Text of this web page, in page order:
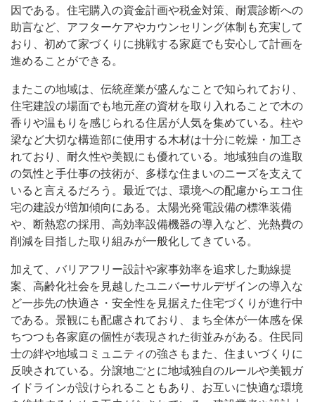
因である。住宅購入の資金計画や税金対策、耐震診断への
助言など、アフターケアやカウンセリング体制も充実して
おり、初めて家づくりに挑戦する家庭でも安心して計画を
進めることができる。
またこの地域は、伝統産業が盛んなことで知られており、
住宅建設の場面でも地元産の資材を取り入れることで木の
香りや温もりを感じられる住居が人気を集めている。柱や
梁など大切な構造部に使用する木材は十分に乾燥・加工さ
れており、耐久性や美観にも優れている。地域独自の進取
の気性と手仕事の技術が、多様な住まいのニーズを支えて
いると言えるだろう。最近では、環境への配慮からエコ住
宅の建設が増加傾向にある。太陽光発電設備の標準装備
や、断熱窓の採用、高効率設備機器の導入など、光熱費の
削減を目指した取り組みが一般化してきている。
加えて、バリアフリー設計や家事効率を追求した動線提
案、高齢化社会を見越したユニバーサルデザインの導入な
ど一歩先の快適さ・安全性を見据えた住宅づくりが進行中
である。景観にも配慮されており、まち全体が一体感を保
ちつつも各家庭の個性が表現された街並みがある。住民同
士の絆や地域コミュニティの強さもまた、住まいづくりに
反映されている。分譲地ごとに地域独自のルールや美観ガ
イドラインが設けられることもあり、お互いに快適な環境